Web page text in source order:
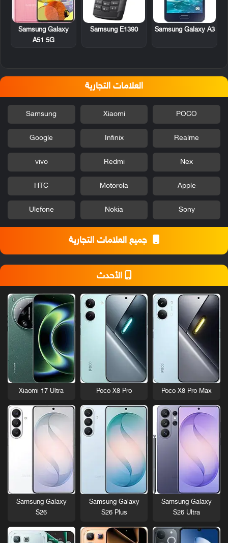
Samsung Galaxy A3
Samsung E1390
Samsung Galaxy
A51 5G
العلامات التجارية
POCO
Xiaomi
Samsung
Realme
Infinix
Google
Nex
Redmi
vivo
Apple
Motorola
HTC
Sony
Nokia
Ulefone
جميع العلامات التجارية
الأحدث
Poco X8 Pro Max
Poco X8 Pro
Xiaomi 17 Ultra
Samsung Galaxy
S26 Ultra
Samsung Galaxy
S26 Plus
Samsung Galaxy
S26